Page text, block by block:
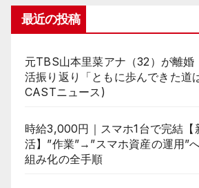
最近の投稿
元TBS山本里菜アナ（32）が離
活振り返り「ともに歩んできた道
CASTニュース)
時給3,000円｜スマホ1台で完結【
活】”作業”→”スマホ資産の運用”
組み化の全手順